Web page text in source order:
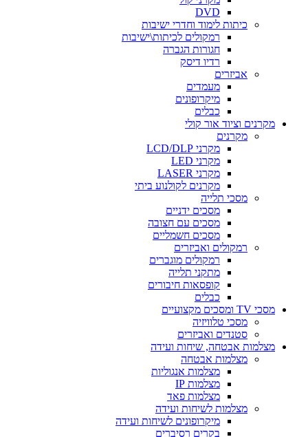
DVD
כיתות לימוד וחדרי ישיבות
רמקולים לכיתות\ישיבות
חגורות הגברה
רדיו דיסק
אביזרים
מעמדים
מיקרופונים
כבלים
מקרנים וציוד אור קולי
מקרנים
מקרני LCD/DLP
מקרני LED
מקרני LASER
מקרנים לקולנוע ביתי
מסכי תלייה
מסכים ידניים
מסכים עם חצובה
מסכים חשמליים
רמקולים ואביזרים
רמקולים מוגברים
מתקני תלייה
קופסאות חיבורים
כבלים
מסכי TV ומסכים מקצועיים
מסכי טלוויזיה
סטנדים ואביזרים
מצלמות אבטחה, שיחות ועידה
מצלמות אבטחה
מצלמות אנגוליות
מצלמות IP
מצלמות פאד
מצלמות לשיחות ועידה
מיקרופונים לשיחות ועידה
בקרים רסיברים